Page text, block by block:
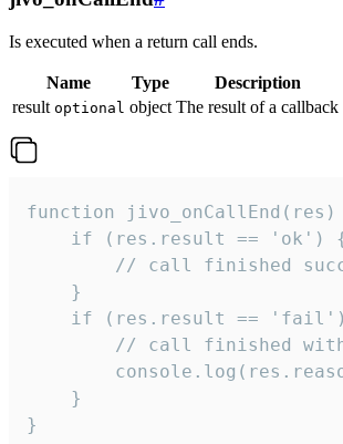
Is executed when a return call ends.
Name Type
Description
result optional object The result of a callback
function
if (res.result == 'ok')
// call finished
    }
if (res.result ==
// call finished
    }
}